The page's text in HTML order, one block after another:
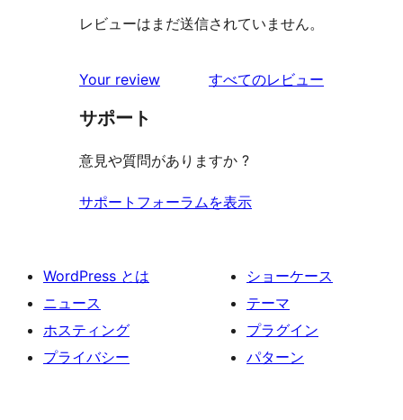
レビューはまだ送信されていません。
Your review すべてのレビュー
サポート
意見や質問がありますか ?
サポートフォーラムを表示
WordPress とは
ニュース
ホスティング
プライバシー
ショーケース
テーマ
プラグイン
パターン